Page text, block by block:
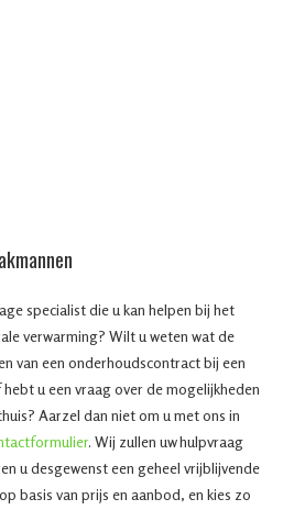
specialist die u kan helpen bij het
verwarming? Wilt u weten wat de
van een onderhoudscontract bij een
u een vraag over de mogelijkheden
Aarzel dan niet om u met ons in
. Wij zullen uw hulpvraag
u desgewenst een geheel vrijblijvende
basis van prijs en aanbod, en kies zo